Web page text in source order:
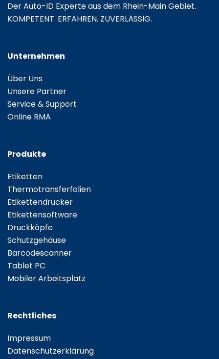
Der Auto-ID Experte aus dem Rhein-Main Gebiet.
KOMPETENT. ERFAHREN. ZUVERLÄSSIG.
Unternehmen
Über Uns
Unsere Partner
Service & Support
Online RMA
Produkte
Etiketten
Thermotransferfolien
Etikettendrucker
Etikettensoftware
Druckköpfe
Schutzgehäuse
Barcodescanner
Tablet PC
Mobiler Arbeitsplatz
Rechtliches
Impressum
Datenschutzerklärung